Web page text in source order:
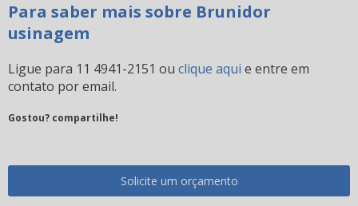
Para saber mais sobre Brunidor
usinagem
Ligue para 11 4941-2151 ou clique aqui e entre em
contato por email.
Gostou? compartilhe!
Solicite um orçamento